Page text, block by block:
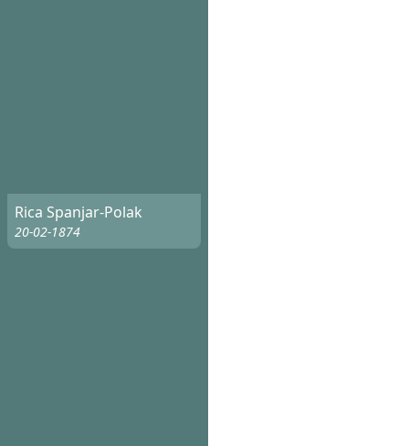
Rica Spanjar-Polak
20-02-1874